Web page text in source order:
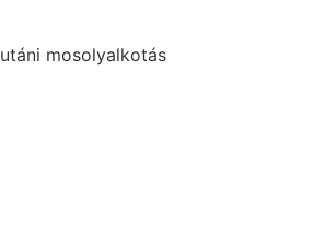
mosolyalkotás